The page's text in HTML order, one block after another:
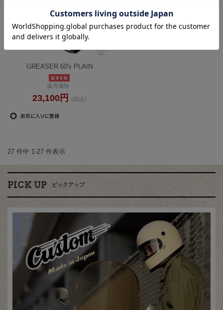
PICK UP ピックアップ
GREASER 60's PLAIN
販売価格
23,100円 (税込)
27 件中 1-27 件表示